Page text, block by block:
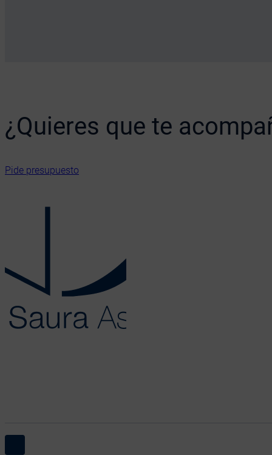
¿Quieres que te
Pide presupuesto
Síguenos en Linkedin